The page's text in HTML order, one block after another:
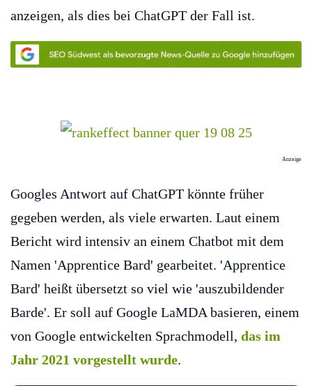
anzeigen, als dies bei ChatGPT der Fall ist.
Anzeige
Googles Antwort auf ChatGPT könnte früher
gegeben werden, als viele erwarten. Laut einem
Bericht wird intensiv an einem Chatbot mit dem
Namen 'Apprentice Bard' gearbeitet. 'Apprentice
Bard' heißt übersetzt so viel wie 'auszubildender
Barde'. Er soll auf Google LaMDA basieren, einem
von Google entwickelten Sprachmodell, das im
Jahr 2021 vorgestellt wurde.